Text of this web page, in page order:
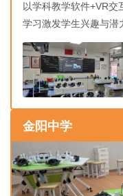
以学科教学软件+VR
学习激发学生兴趣与潜
金阳中学